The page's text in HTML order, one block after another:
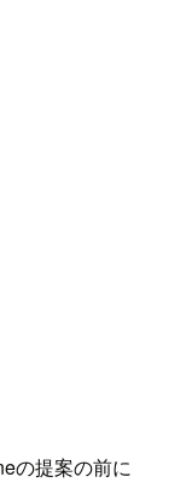
の提案の前に